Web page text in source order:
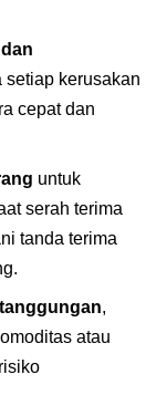
kerusakan
cepat dan
untuk
serah terima
tanda terima
,
atau